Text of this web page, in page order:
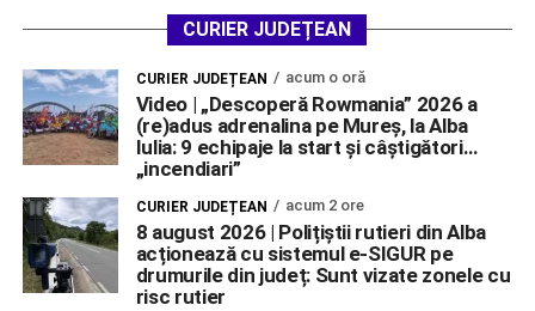
CURIER JUDEȚEAN
CURIER JUDEȚEAN acum o oră
Video | „Descoperă Rowmania” 2026 a
(re)adus adrenalina pe Mureș, la Alba
Iulia: 9 echipaje la start și câștigători…
„incendiari”
CURIER JUDEȚEAN acum 2 ore
8 august 2026 | Polițiștii rutieri din Alba
acționează cu sistemul e-SIGUR pe
drumurile din județ: Sunt vizate zonele cu
risc rutier